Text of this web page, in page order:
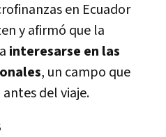
en Ecuador
y afirmó que la
interesarse en las
, un campo que
del viaje.